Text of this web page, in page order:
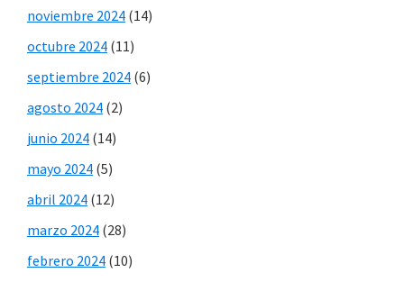
noviembre 2024 (14)
octubre 2024 (11)
septiembre 2024 (6)
agosto 2024 (2)
junio 2024 (14)
mayo 2024 (5)
abril 2024 (12)
marzo 2024 (28)
febrero 2024 (10)